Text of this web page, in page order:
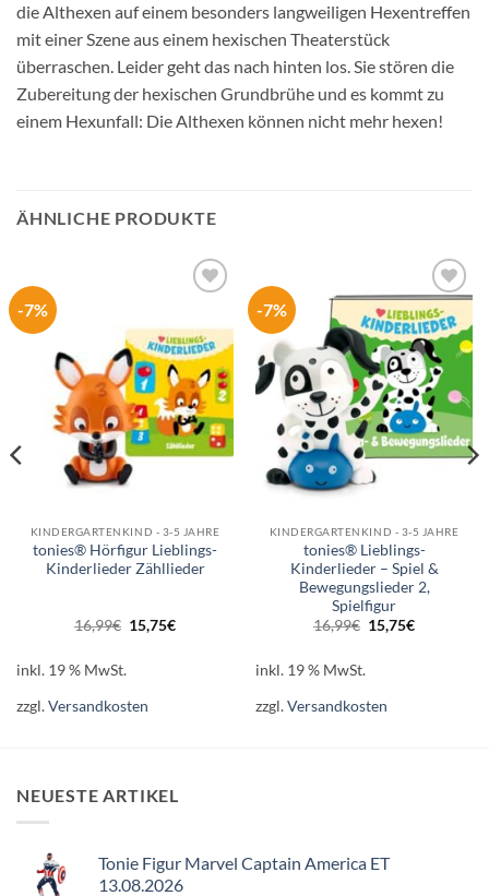
die Althexen auf einem besonders langweiligen Hexentreffen
mit einer Szene aus einem hexischen Theaterstück
überraschen. Leider geht das nach hinten los. Sie stören die
Zubereitung der hexischen Grundbrühe und es kommt zu
einem Hexunfall: Die Althexen können nicht mehr hexen!
ÄHNLICHE PRODUKTE
-7%
KINDERGARTENKIND - 3-5 JAHRE
tonies® Hörfigur Lieblings-
Kinderlieder Zähllieder
16,99€ Ursprünglicher
Preis
15,75€Aktueller
inkl. 19 % MwSt.
zzgl.Versandkosten
-7%
Auf die
Wunschliste
KINDERGARTENKIND - 3-5 JAHRE
tonies® Lieblings-
Kinderlieder – Spiel &
Bewegungslieder 2,
Spielfigur
16,99€ Ursprünglicher
Preis
15,75€Aktueller
inkl. 19 % MwSt.
zzgl.Versandkosten
NEUESTE ARTIKEL
Tonie Figur Marvel Captain America ET
13.08.2026